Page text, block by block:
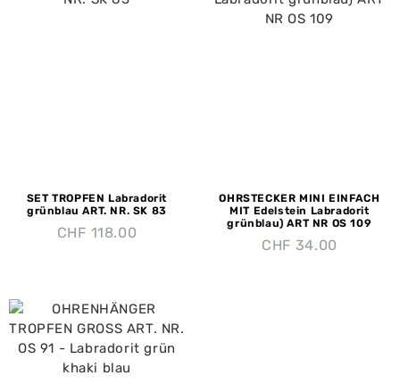
SET TROPFEN Labradorit
grünblau ART. NR. SK 83
CHF 118.00
OHRSTECKER MINI EINFACH
MIT Edelstein Labradorit
grünblau) ART NR OS 109
CHF 34.00